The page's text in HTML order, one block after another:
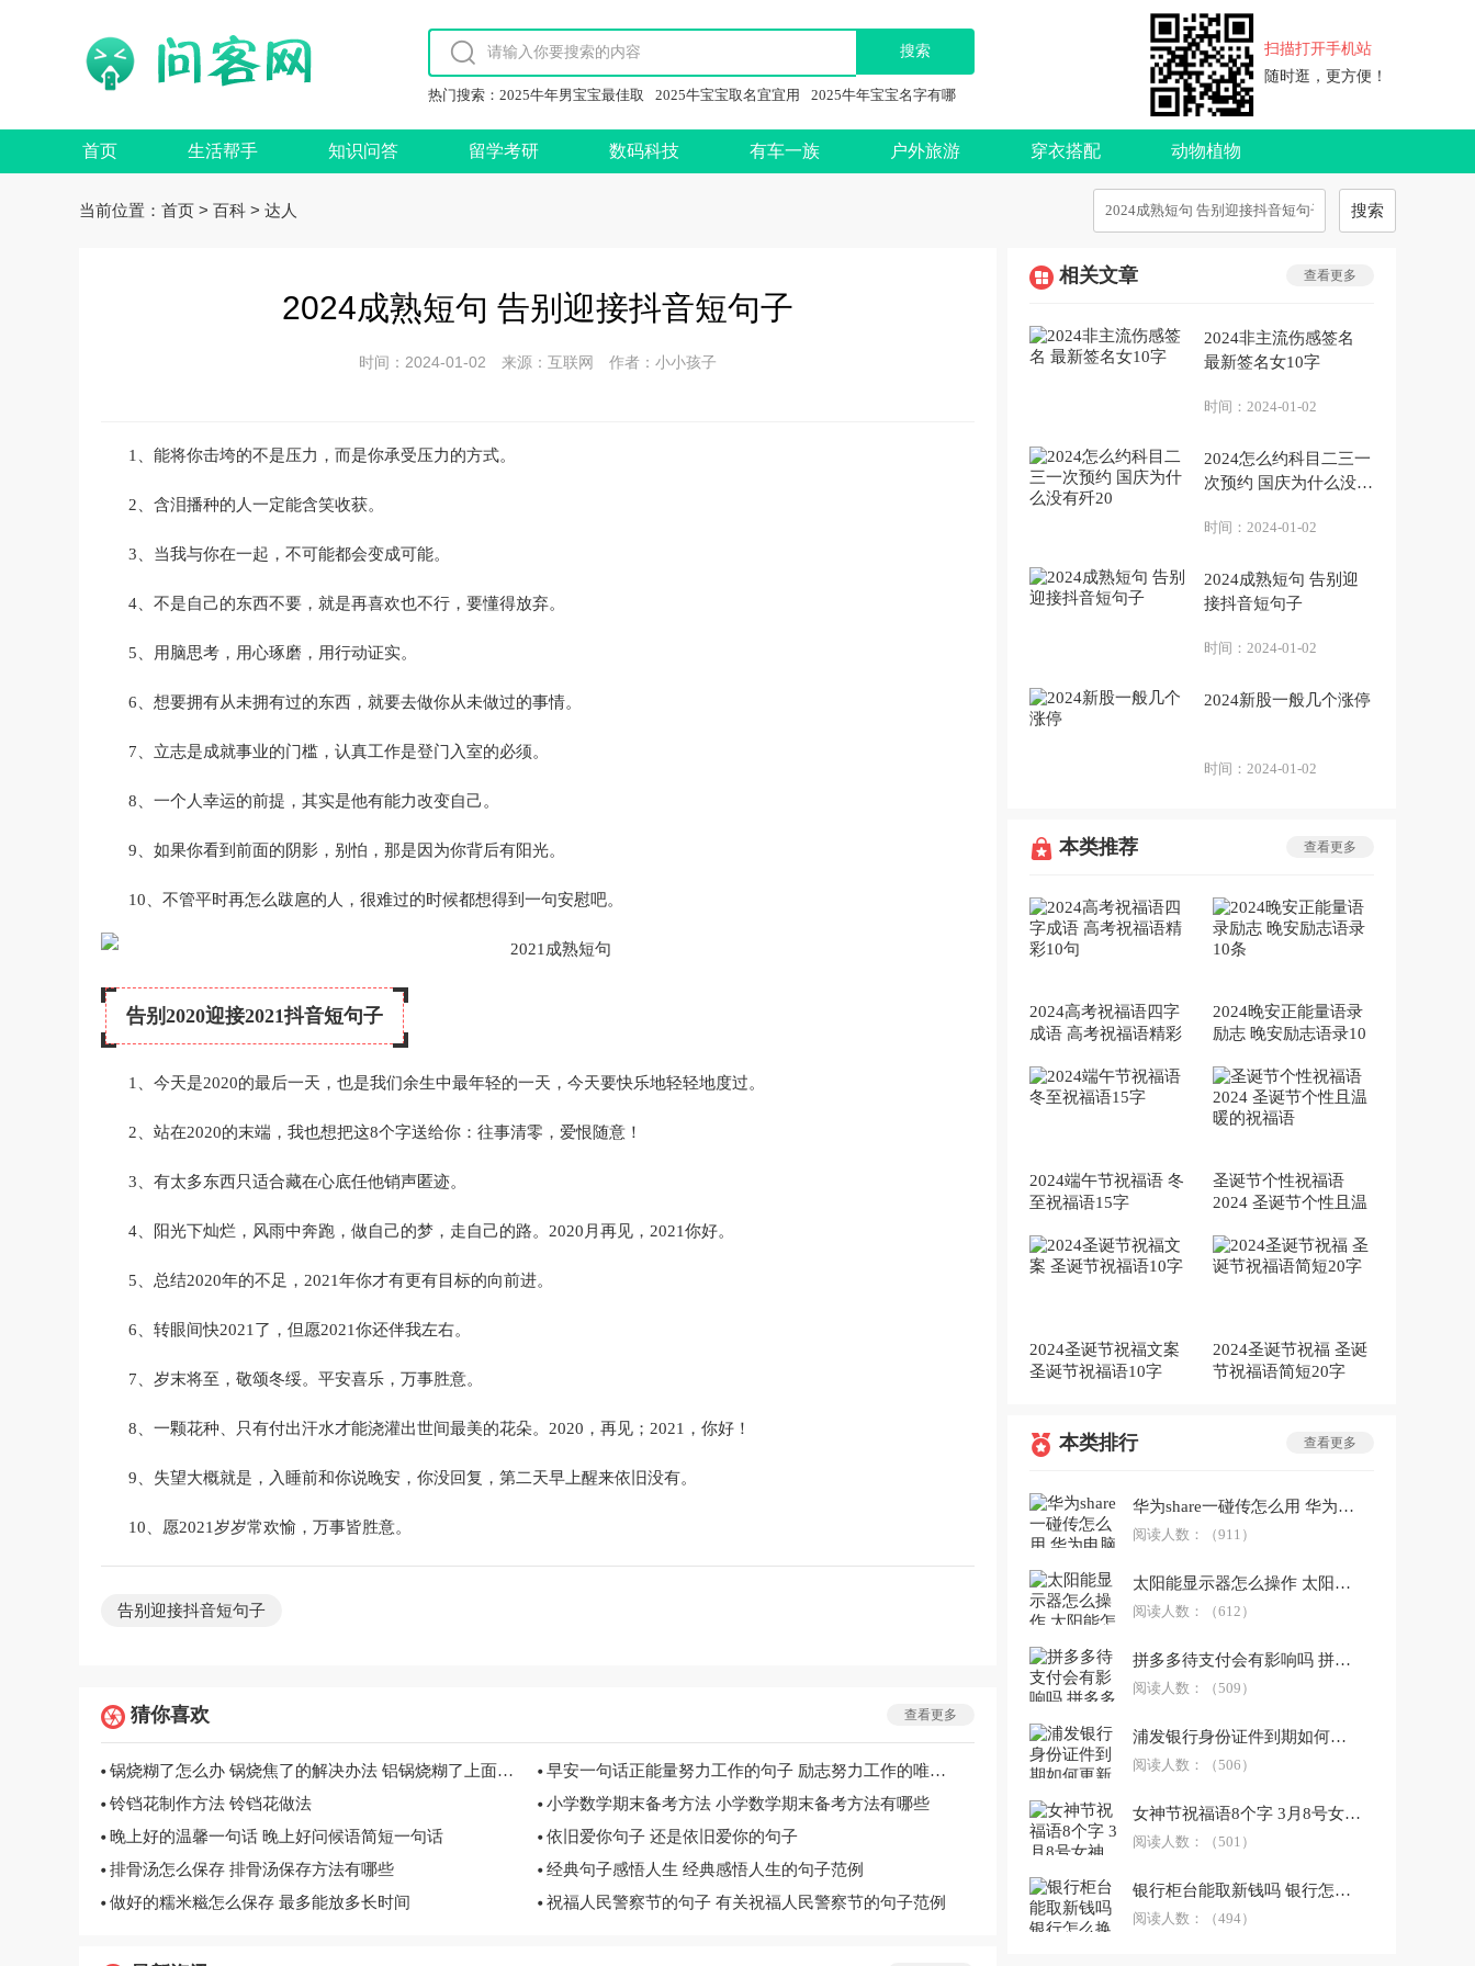
热门搜索： 2025牛年男宝宝最佳取 2025牛宝宝取名宜宜用 2025牛年宝宝名字有哪
扫描打开手机站
随时逛，更方便！
首页 生活帮手 知识问答 留学考研 数码科技 有车一族 户外旅游 穿衣搭配 动物植物
当前位置： 首页 > 百科 > 达人 搜索
2024成熟短句 告别迎接抖音短句子
时间：2024-01-02 来源：互联网 作者：小小孩子
1、能将你击垮的不是压力，而是你承受压力的方式。
2、含泪播种的人一定能含笑收获。
3、当我与你在一起，不可能都会变成可能。
4、不是自己的东西不要，就是再喜欢也不行，要懂得放弃。
5、用脑思考，用心琢磨，用行动证实。
6、想要拥有从未拥有过的东西，就要去做你从未做过的事情。
7、立志是成就事业的门槛，认真工作是登门入室的必须。
8、一个人幸运的前提，其实是他有能力改变自己。
9、如果你看到前面的阴影，别怕，那是因为你背后有阳光。
10、不管平时再怎么跋扈的人，很难过的时候都想得到一句安慰吧。
告别2020迎接2021抖音短句子
1、今天是2020的最后一天，也是我们余生中最年轻的一天，今天要快乐地轻轻地度过。
2、站在2020的末端，我也想把这8个字送给你：往事清零，爱恨随意！
3、有太多东西只适合藏在心底任他销声匿迹。
4、阳光下灿烂，风雨中奔跑，做自己的梦，走自己的路。2020月再见，2021你好。
5、总结2020年的不足，2021年你才有更有目标的向前进。
6、转眼间快2021了，但愿2021你还伴我左右。
7、岁末将至，敬颂冬绥。平安喜乐，万事胜意。
8、一颗花种、只有付出汗水才能浇灌出世间最美的花朵。2020，再见；2021，你好！
9、失望大概就是，入睡前和你说晚安，你没回复，第二天早上醒来依旧没有。
10、愿2021岁岁常欢愉，万事皆胜意。
告别迎接抖音短句子
猜你喜欢 查看更多
锅烧糊了怎么办 锅烧焦了的解决办法 铝锅烧糊了上面黑的怎么去掉
早安一句话正能量努力工作的句子 励志努力工作的唯美句子
铃铛花制作方法 铃铛花做法
小学数学期末备考方法 小学数学期末备考方法有哪些
晚上好的温馨一句话 晚上好问候语简短一句话
依旧爱你句子 还是依旧爱你的句子
排骨汤怎么保存 排骨汤保存方法有哪些
经典句子感悟人生 经典感悟人生的句子范例
做好的糯米糍怎么保存 最多能放多长时间
祝福人民警察节的句子 有关祝福人民警察节的句子范例
相关文章 查看更多
2024非主流伤感签名
最新签名女10字
时间： 2024-01-02
2024怎么约科目二三一
次预约 国庆为什么没有
时间： 2024-01-02
2024成熟短句 告别迎
接抖音短句子
时间： 2024-01-02
2024新股一般几个涨停
时间： 2024-01-02
本类推荐 查看更多
2024高考祝福语四字
成语 高考祝福语精彩
2024晚安正能量语录
励志 晚安励志语录10
2024端午节祝福语 冬
至祝福语15字
圣诞节个性祝福语
2024 圣诞节个性且温
2024圣诞节祝福文案
圣诞节祝福语10字
2024圣诞节祝福 圣诞
节祝福语简短20字
本类排行 查看更多
华为share一碰传怎么用 华为电脑一碰传怎么用
阅读人数： （911）
太阳能显示器怎么操作 太阳能怎么使用
阅读人数： （612）
拼多多待支付会有影响吗 拼多多用什么支付
阅读人数： （509）
浦发银行身份证件到期如何更新 浦发银行理财到期什么时间到账
阅读人数： （506）
女神节祝福语8个字 3月8号女神节祝福语
阅读人数： （501）
银行柜台能取新钱吗 银行怎么换取新钱
阅读人数： （494）